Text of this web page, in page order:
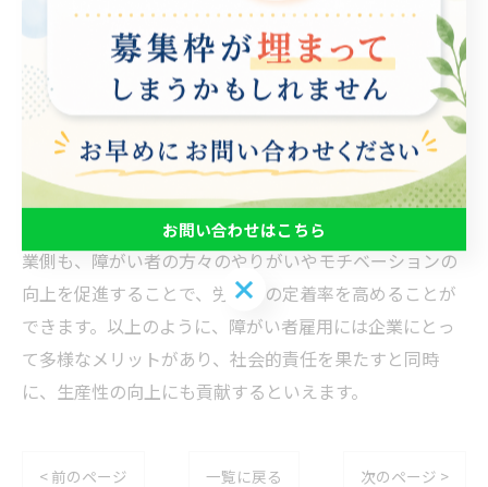
向上にも繋がります。2つ目は、企業がCSR（企業の社会
的責任）を果たすことができます。障がい者の就労は、
社会課題に対する貢献として位置づけられるため、企業
は社会的責任を果たし、社会に貢献することができま
す。3つ目は、やりがいを感じ、モチベーションが高まる
ことです。障がい者の方々は、自分たちが社会的に貢献
していると感じ、働きがいを感じる傾向があります。企
業側も、障がい者の方々のやりがいやモチベーションの
向上を促進することで、労働力の定着率を高めることが
できます。以上のように、障がい者雇用には企業にとっ
て多様なメリットがあり、社会的責任を果たすと同時
に、生産性の向上にも貢献するといえます。
< 前のページ 一覧に戻る 次のページ >
お問い合わせはこちら
お問い合わせはこちら